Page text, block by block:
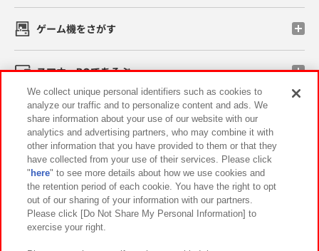
ゲーム機をさがす
スマホ・PCであそぶ
イベント・キャンペーン
関連会社 サステナビリティ サイトポリシー
プライバシーポリシー ウェブアクセシビリティ方針と検証結果
お取引先さまとともに
We collect unique personal identifiers such as cookies to
analyze our traffic and to personalize content and ads. We
share information about your use of our website with our
analytics and advertising partners, who may combine it with
other information that you have provided to them or that they
have collected from your use of their services. Please click
" here" to see more details about how we use cookies and
the retention period of each cookie. You have the right to opt
out of our sharing of your information with our partners.
Please click [Do Not Share My Personal Information] to
exercise your right.